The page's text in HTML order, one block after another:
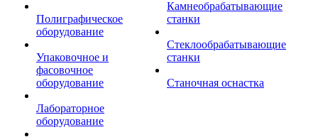
Полиграфическое
оборудование
Упаковочное и
фасовочное
оборудование
Лабораторное
оборудование
Камнеобрабатывающие
станки
Стеклообрабатывающие
станки
Станочная оснастка